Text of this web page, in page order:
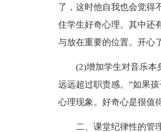
了，这时他自我也会觉得
住学生好奇心理。其中还
与放在重要的位置。开心
(2)增加学生对音乐本
远远超过职责感。”如果
心理现象。好奇心是很值
二、课堂纪律性的管